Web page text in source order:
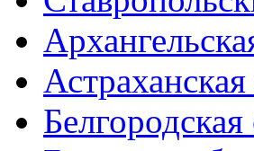
Белгородская